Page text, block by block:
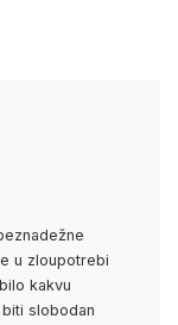
u zloupotrebi
kakvu
slobodan